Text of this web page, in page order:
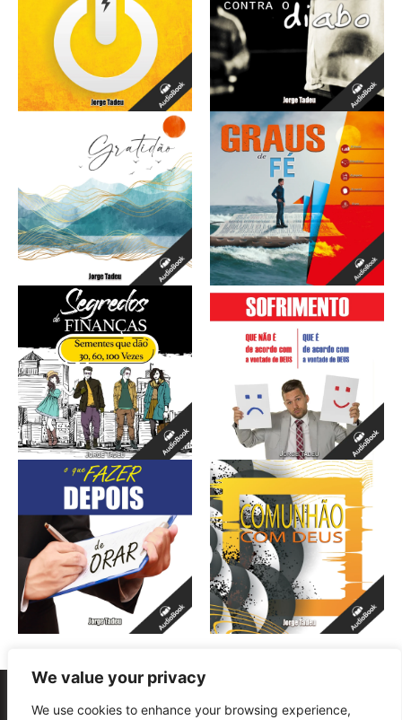
We value your privacy
We use cookies to enhance your browsing experience,